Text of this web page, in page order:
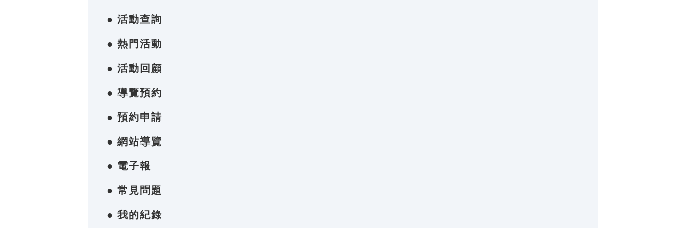
● 活動查詢
● 熱門活動
● 活動回顧
● 導覽預約
● 預約申請
● 網站導覽
● 電子報
● 常見問題
● 我的紀錄